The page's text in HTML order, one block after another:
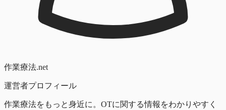
作業療法.net
運営者プロフィール
作業療法をもっと身近に。OTに関する情報をわかりやすく